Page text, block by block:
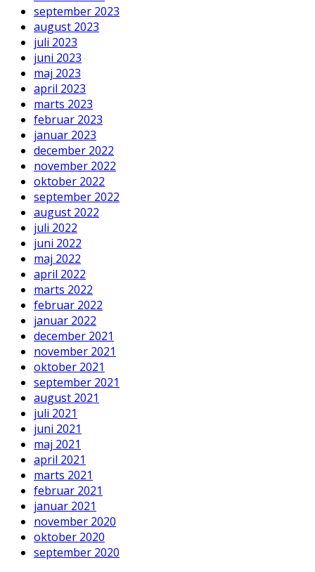
september 2023
august 2023
juli 2023
juni 2023
maj 2023
april 2023
marts 2023
februar 2023
januar 2023
december 2022
november 2022
oktober 2022
september 2022
august 2022
juli 2022
juni 2022
maj 2022
april 2022
marts 2022
februar 2022
januar 2022
december 2021
november 2021
oktober 2021
september 2021
august 2021
juli 2021
juni 2021
maj 2021
april 2021
marts 2021
februar 2021
januar 2021
november 2020
oktober 2020
september 2020